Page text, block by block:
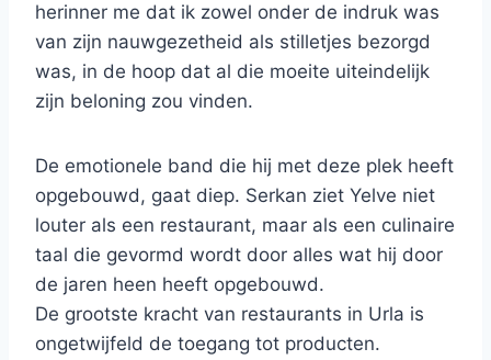
herinner me dat ik zowel onder de indruk was
van zijn nauwgezetheid als stilletjes bezorgd
was, in de hoop dat al die moeite uiteindelijk
zijn beloning zou vinden.
De emotionele band die hij met deze plek heeft
opgebouwd, gaat diep. Serkan ziet Yelve niet
louter als een restaurant, maar als een culinaire
taal die gevormd wordt door alles wat hij door
de jaren heen heeft opgebouwd.
De grootste kracht van restaurants in Urla is
ongetwijfeld de toegang tot producten.